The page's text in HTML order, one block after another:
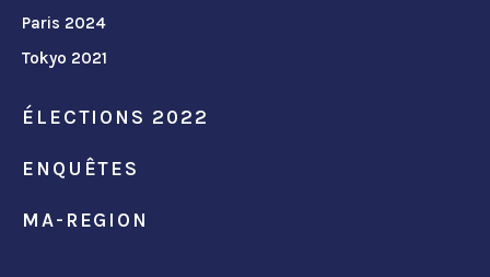
Paris 2024
Tokyo 2021
ÉLECTIONS 2022
ENQUÊTES
MA-REGION